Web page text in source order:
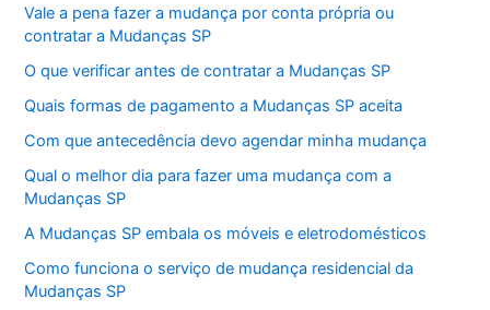
Vale a pena fazer a mudança por conta própria ou
contratar a Mudanças SP
O que verificar antes de contratar a Mudanças SP
Quais formas de pagamento a Mudanças SP aceita
Com que antecedência devo agendar minha mudança
Qual o melhor dia para fazer uma mudança com a
Mudanças SP
A Mudanças SP embala os móveis e eletrodomésticos
Como funciona o serviço de mudança residencial da
Mudanças SP